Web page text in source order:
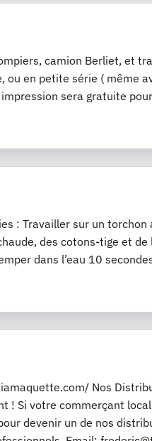
camion Berliet, et
ou en petite série ( même
sera gratuite
: Travailler sur un torchon
des cotons-tige et
dans l’eau 10
Nos
! Si votre commerçant
devenir un de nos